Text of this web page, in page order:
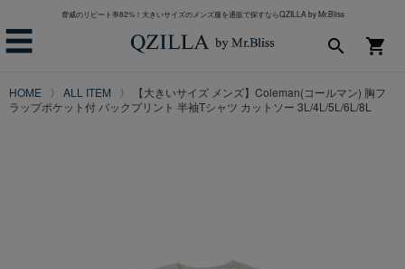
脅威のリピート率82%！大きいサイズのメンズ服を通販で探すならQZILLA by Mr.Bliss
☰ shopping_cart
search
HOME ALL ITEM
【大きいサイズ メンズ】Coleman(コールマン) 胸フ
ラップポケット付 バックプリント 半袖Tシャツ カットソー 3L/4L/5L/6L/8L